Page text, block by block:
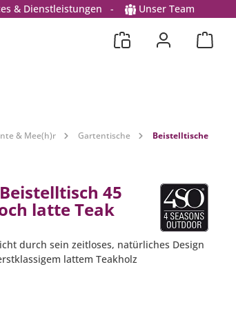
& Dienstleistungen - Unser Team
& Mee(h)r Gartentische Beistelltische
45
latte Teak
durch sein zeitloses, natürliches Design
lattem Teakholz